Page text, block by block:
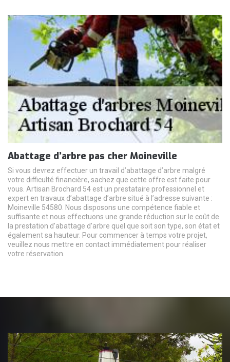
Abattage d’arbre pas cher Moineville
Si vous devrez effectuer un travail d’abattage d’arbre malgré
votre difficulté financière, sachez que cette offre est faite pour
vous. Artisan Brochard 54 est un prestataire professionnel et
expert en travaux d’abattage d’arbre situé à l’adresse suivante :
Moineville 54580. Nous disposons une compétence fiable et
suffisante et nous effectuons une grande réduction sur le coût de
la prestation d’abattage d’arbre quel que soit son type, son état et
également sa hauteur. Pour commencer à temps votre projet,
veuillez nous mettre en contact immédiatement pour réaliser
votre réservation.